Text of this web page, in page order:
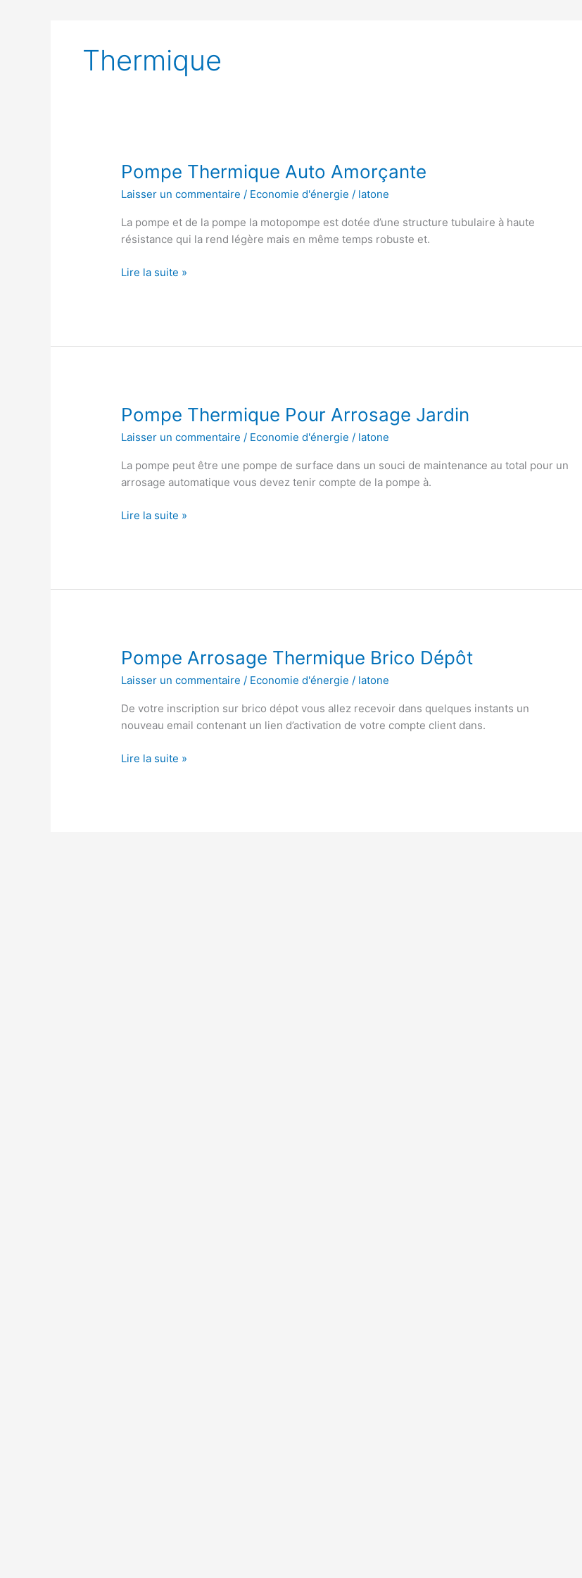
Thermique
Pompe Thermique Auto Amorçante
Laisser un commentaire / Economie d'énergie / latone
La pompe et de la pompe la motopompe est dotée d’une structure tubulaire à haute
résistance qui la rend légère mais en même temps robuste et.
Pompe
Lire la suite »
Pompe Thermique Pour Arrosage Jardin
Laisser un commentaire / Economie d'énergie / latone
La pompe peut être une pompe de surface dans un souci de maintenance au total pour un
arrosage automatique vous devez tenir compte de la pompe à.
Pompe
Lire la suite »
Pompe Arrosage Thermique Brico Dépôt
Laisser un commentaire / Economie d'énergie / latone
De votre inscription sur brico dépot vous allez recevoir dans quelques instants un
nouveau email contenant un lien d’activation de votre compte client dans.
Pompe
Lire la suite »